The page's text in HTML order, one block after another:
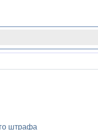
штрафа